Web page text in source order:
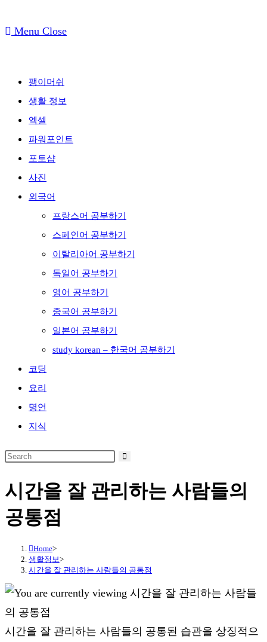
Menu Close
팽이머쉬
생활 정보
엑셀
파워포인트
포토샵
사진
외국어
프랑스어 공부하기
스페인어 공부하기
이탈리아어 공부하기
독일어 공부하기
영어 공부하기
중국어 공부하기
일본어 공부하기
study korean – 한국어 공부하기
코딩
요리
명언
지식
시간을 잘 관리하는 사람들의
공통점
Home>
생활정보>
시간을 잘 관리하는 사람들의 공통점
시간을 잘 관리하는 사람들의 공통된 습관을 상징적으